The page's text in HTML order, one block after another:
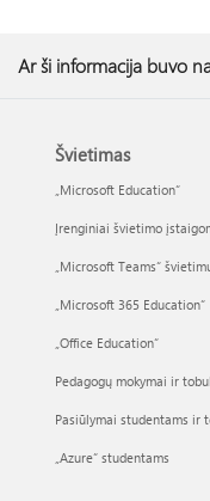
Ar ši informacija buvo
Švietimas
„Microsoft Education“
Įrenginiai švietimo
„Microsoft Teams“
„Microsoft 365 Education“
„Office Education“
Pedagogų mokymai ir
Pasiūlymai studentams ir
„Azure“ studentams